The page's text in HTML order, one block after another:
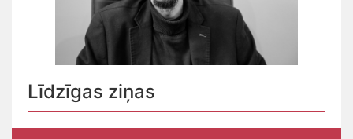
Līdzīgas ziņas